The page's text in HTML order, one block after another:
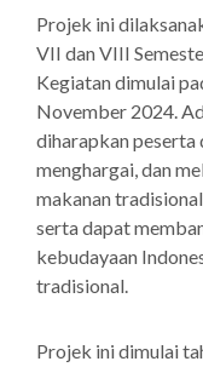
Projek ini
VII dan VIII
Kegiatan dimulai
November 2024.
diharapkan
menghargai, dan
makanan
serta dapat
kebudayaan
tradisional.
Projek ini dimulai